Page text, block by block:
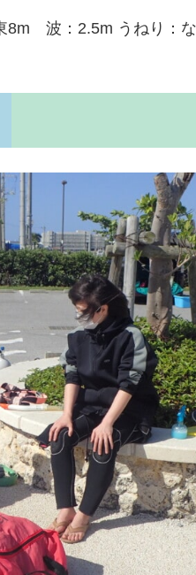
8m 波：2.5m うねり：